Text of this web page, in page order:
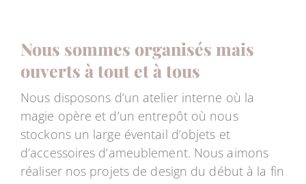
Nous sommes organisés mais
ouverts à tout et à tous
Nous disposons d’un atelier interne où la
magie opère et d’un entrepôt où nous
stockons un large éventail d’objets et
d’accessoires d’ameublement. Nous aimons
réaliser nos projets de design du début à la fin